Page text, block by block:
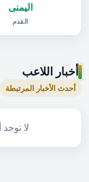
اليمنى
القدم
أخبار اللاعب
أحدث الأخبار المرتبطة
لا